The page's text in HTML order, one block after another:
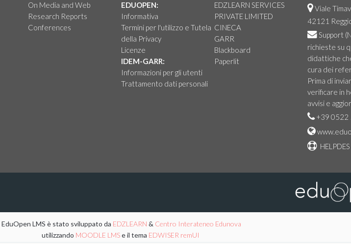
On Media and Web
Research Reports
Conferences
EDUOPEN:
Informativa
Termini per l'utilizzo e Tutela
della Privacy
Licenze
IDEM-GARR:
Informazioni per gli utenti
Trattamento dati personali
EDZLEARN SERVICES
PRIVATE LIMITED
CINECA
GARR
Blackboard
Paperlit
Viale
42121
Support
richieste su
didattiche
cura dei
Prima di
verificare in
avvisi e
+39 0522
EduOpen LMS è stato sviluppato da EDZLEARN & Centro Interateneo Edunova
utilizzando MOODLE LMSe il tema EDWISER remUI